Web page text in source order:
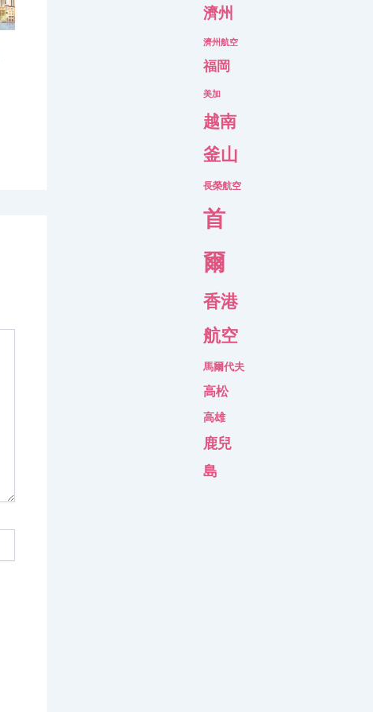
濟州
濟州航空
福岡
美加
越南
釜山
長榮航空
首
爾
香港
航空
馬爾代夫
高松
高雄
鹿兒
島